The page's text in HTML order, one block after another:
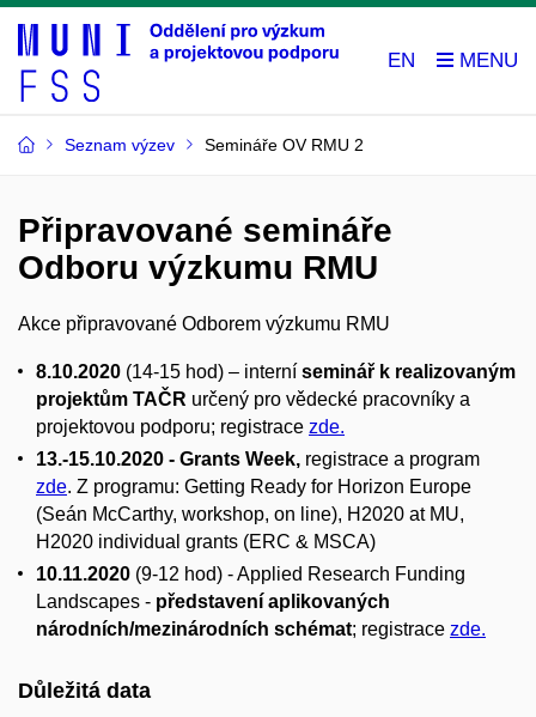
EN
Seznam výzev Semináře OV RMU 2
Připravované semináře
Odboru výzkumu RMU
Akce připravované Odborem výzkumu RMU
8.10.2020 (14-15 hod) – interní seminář k realizovaným
projektům TAČR určený pro vědecké pracovníky a
projektovou podporu; registrace zde.
13.-15.10.2020 - Grants Week, registrace a program
zde. Z programu: Getting Ready for Horizon Europe
(Seán McCarthy, workshop, on line), H2020 at MU,
H2020 individual grants (ERC & MSCA)
10.11.2020 (9-12 hod) - Applied Research Funding
Landscapes - představení aplikovaných
národních/mezinárodních schémat; registrace zde.
Důležitá data